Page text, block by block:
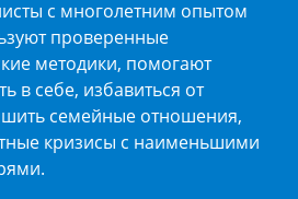
с многолетним опытом
проверенные
методики, помогают
в себе, избавиться от
семейные отношения,
кризисы с наименьшими